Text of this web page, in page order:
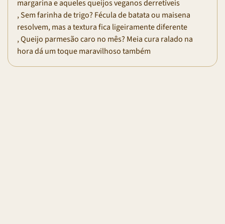
margarina e aqueles queijos veganos derretíveis
, Sem farinha de trigo? Fécula de batata ou maisena
resolvem, mas a textura fica ligeiramente diferente
, Queijo parmesão caro no mês? Meia cura ralado na
hora dá um toque maravilhoso também